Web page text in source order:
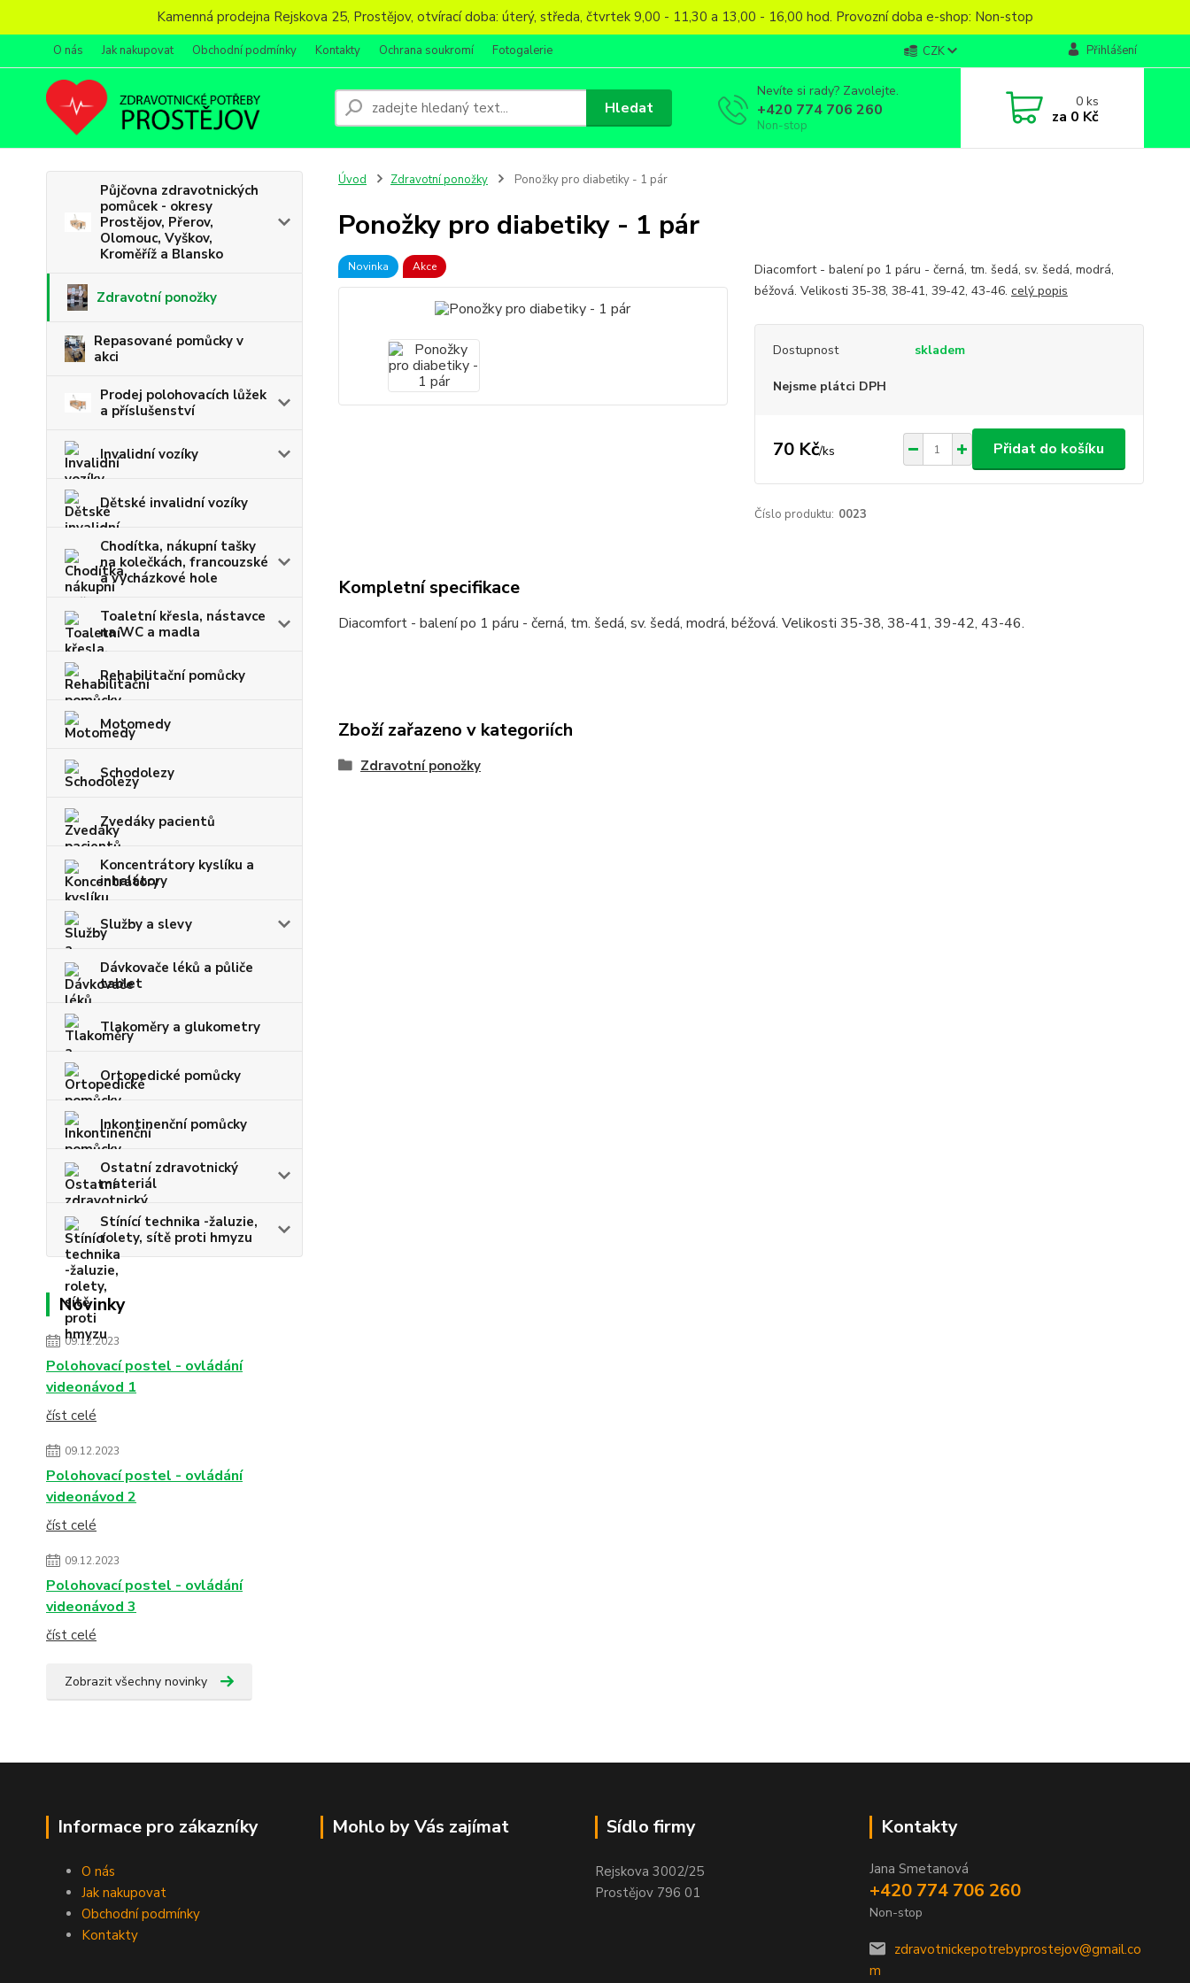
Kamenná prodejna Rejskova 25, Prostějov, otvírací doba: úterý, středa, čtvrtek 9,00 - 11,30 a 13,00 - 16,00 hod. Provozní doba e-shop: Non-stop
O nás Jak nakupovat Obchodní podmínky Kontakty Ochrana soukromí Fotogalerie CZK Přihlášení
Hledat
Nevíte si rady? Zavolejte.
+420 774 706 260
Non-stop
0ks
za 0 Kč
Půjčovna zdravotnických
pomůcek - okresy
Prostějov, Přerov,
Olomouc, Vyškov,
Kroměříž a Blansko
Zdravotní ponožky
Repasované pomůcky v
akci
Prodej polohovacích lůžek
a příslušenství
Invalidní vozíky
Dětské invalidní vozíky
Chodítka, nákupní tašky
na kolečkách, francouzské
a vycházkové hole
Toaletní křesla, nástavce
na WC a madla
Rehabilitační pomůcky
Motomedy
Schodolezy
Zvedáky pacientů
Koncentrátory kyslíku a
inhalátory
Služby a slevy
Dávkovače léků a půliče
tablet
Tlakoměry a glukometry
Ortopedické pomůcky
Inkontinenční pomůcky
Ostatní zdravotnický
materiál
Stínící technika -žaluzie,
rolety, sítě proti hmyzu
Novinky
09.12.2023
Polohovací postel - ovládání
videonávod 1
číst celé
09.12.2023
Polohovací postel - ovládání
videonávod 2
číst celé
09.12.2023
Polohovací postel - ovládání
videonávod 3
číst celé
Zobrazit všechny novinky
Úvod Zdravotní ponožky Ponožky pro diabetiky - 1 pár
Ponožky pro diabetiky - 1 pár
Novinka Akce
Diacomfort - balení po 1 páru - černá, tm. šedá, sv. šedá, modrá,
béžová. Velikosti 35-38, 38-41, 39-42, 43-46. celý popis
Dostupnost skladem
Nejsme plátci DPH
70 Kč/ks Přidat do košíku
Číslo produktu: 0023
Kompletní specifikace
Diacomfort - balení po 1 páru - černá, tm. šedá, sv. šedá, modrá, béžová. Velikosti 35-38, 38-41, 39-42, 43-46.
Zboží zařazeno v kategoriích
Zdravotní ponožky
Informace pro zákazníky
O nás
Jak nakupovat
Obchodní podmínky
Kontakty
Mohlo by Vás zajímat Sídlo firmy
Rejskova 3002/25
Prostějov 796 01
Kontakty
Jana Smetanová
+420 774 706 260
Non-stop
zdravotnickepotrebyprostejov@gmail.co
m